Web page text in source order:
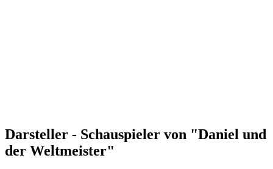
Darsteller - Schauspieler von "Daniel und
der Weltmeister"